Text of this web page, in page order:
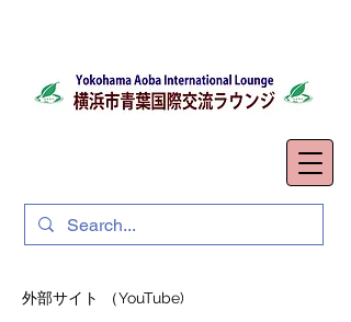
外部サイト （YouTube)